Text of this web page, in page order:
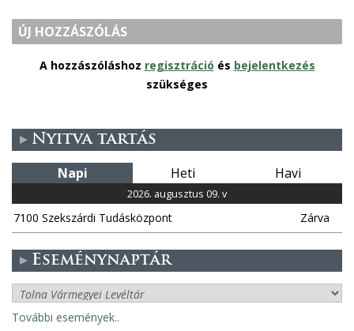
ÚJ HOZZÁSZÓLÁS
A hozzászóláshoz regisztráció és bejelentkezés
szükséges
Nyitva tartás
Napi Heti Havi
2026. augusztus 09. v
7100 Szekszárdi Tudásközpont Zárva
Eseménynaptár
További események..